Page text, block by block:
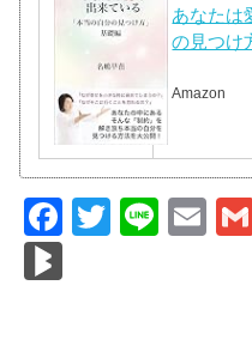
あなたは
の見つ
Amazon
F
T
Li
E